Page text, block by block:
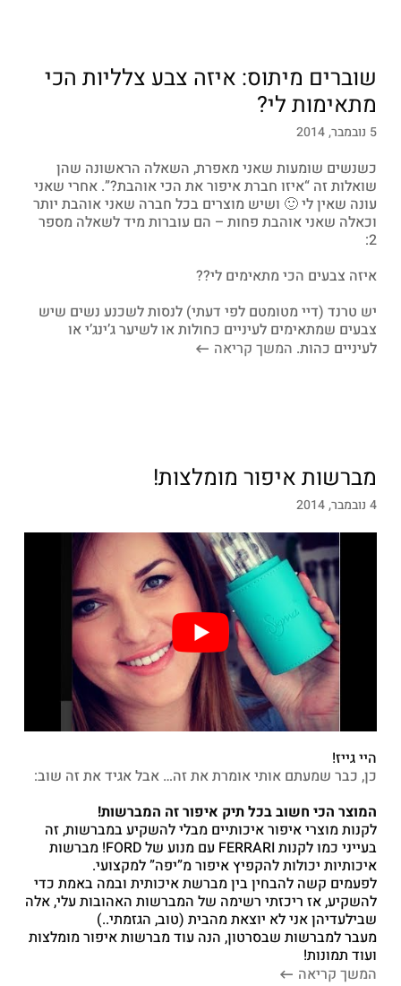
שוברים מיתוס: איזה צבע צלליות הכי
מתאימות לי?
5 נובמבר, 2014
כשנשים שומעות שאני מאפרת, השאלה הראשונה שהן
שואלות זה “איזו חברת איפור את הכי אוהבת?”. אחרי שאני
עונה שאין לי 🙂 ושיש מוצרים בכל חברה שאני אוהבת יותר
וכאלה שאני אוהבת פחות – הם עוברות מיד לשאלה מספר
2:
איזה צבעים הכי מתאימים לי??
יש טרנד (דיי מטומטם לפי דעתי) לנסות לשכנע נשים שיש
צבעים שמתאימים לעיניים כחולות או לשיער ג’ינג’י או
לעיניים כהות. המשך קריאה
מברשות איפור מומלצות!
4 נובמבר, 2014
היי גייז!
כן, כבר שמעתם אותי אומרת את זה… אבל אגיד את זה שוב:
המוצר הכי חשוב בכל תיק איפור זה המברשות!
לקנות מוצרי איפור איכותיים מבלי להשקיע במברשות, זה
בעייני כמו לקנות FERRARI עם מנוע של FORD! מברשות
איכותיות יכולות להקפיץ איפור מ”יפה” למקצועי.
לפעמים קשה להבחין בין מברשת איכותית ובמה באמת כדי
להשקיע, אז ריכזתי רשימה של המברשות האהובות עלי, אלה
שבילעדיהן אני לא יוצאת מהבית (טוב, הגזמתי..)
מעבר למברשות שבסרטון, הנה עוד מברשות איפור מומלצות
ועוד תמונות!
המשך קריאה